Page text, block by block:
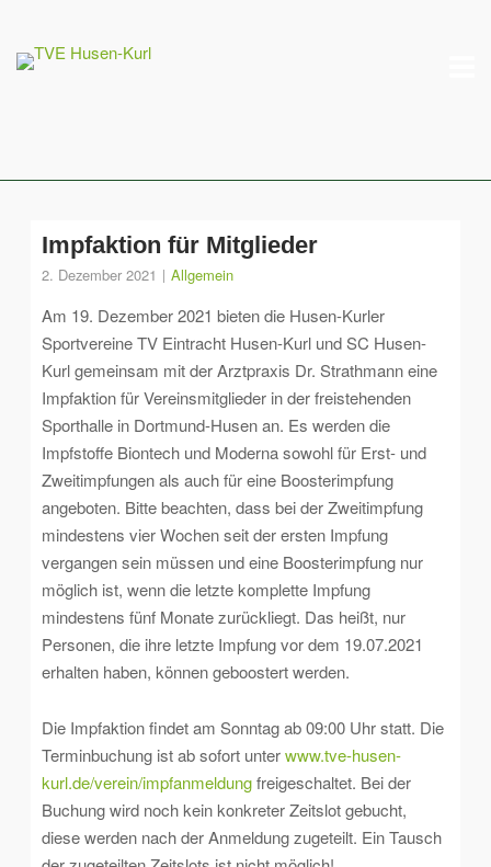
content
Impfaktion für Mitglieder
2. Dezember 2021 Allgemein
Am 19. Dezember 2021 bieten die Husen-Kurler
Sportvereine TV Eintracht Husen-Kurl und SC Husen-
Kurl gemeinsam mit der Arztpraxis Dr. Strathmann eine
Impfaktion für Vereinsmitglieder in der freistehenden
Sporthalle in Dortmund-Husen an. Es werden die
Impfstoffe Biontech und Moderna sowohl für Erst- und
Zweitimpfungen als auch für eine Boosterimpfung
angeboten. Bitte beachten, dass bei der Zweitimpfung
mindestens vier Wochen seit der ersten Impfung
vergangen sein müssen und eine Boosterimpfung nur
möglich ist, wenn die letzte komplette Impfung
mindestens fünf Monate zurückliegt. Das heißt, nur
Personen, die ihre letzte Impfung vor dem 19.07.2021
erhalten haben, können geboostert werden.
Die Impfaktion findet am Sonntag ab 09:00 Uhr statt. Die
Terminbuchung ist ab sofort unterwww.tve-husen-
kurl.de/verein/impfanmeldungfreigeschaltet. Bei der
Buchung wird noch kein konkreter Zeitslot gebucht,
diese werden nach der Anmeldung zugeteilt. Ein Tausch